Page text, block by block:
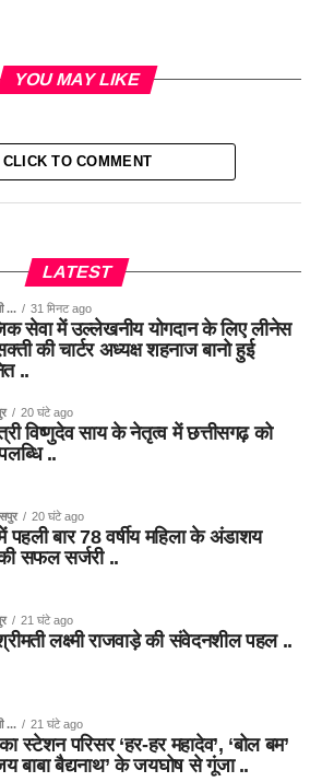
YOU MAY LIKE
CLICK TO COMMENT
LATEST
... 31 मिनट ago
सेवा में उल्लेखनीय योगदान के लिए लीनेस
की चार्टर अध्यक्ष शहनाज बानो हुई
..
20 घंटे ago
विष्णुदेव साय के नेतृत्व में छत्तीसगढ़ को
..
20 घंटे ago
पहली बार 78 वर्षीय महिला के अंडाशय
सफल सर्जरी ..
21 घंटे ago
लक्ष्मी राजवाड़े की संवेदनशील पहल ..
... 21 घंटे ago
स्टेशन परिसर ‘हर-हर महादेव’, ‘बोल बम’
बाबा बैद्यनाथ’ के जयघोष से गूंजा ..